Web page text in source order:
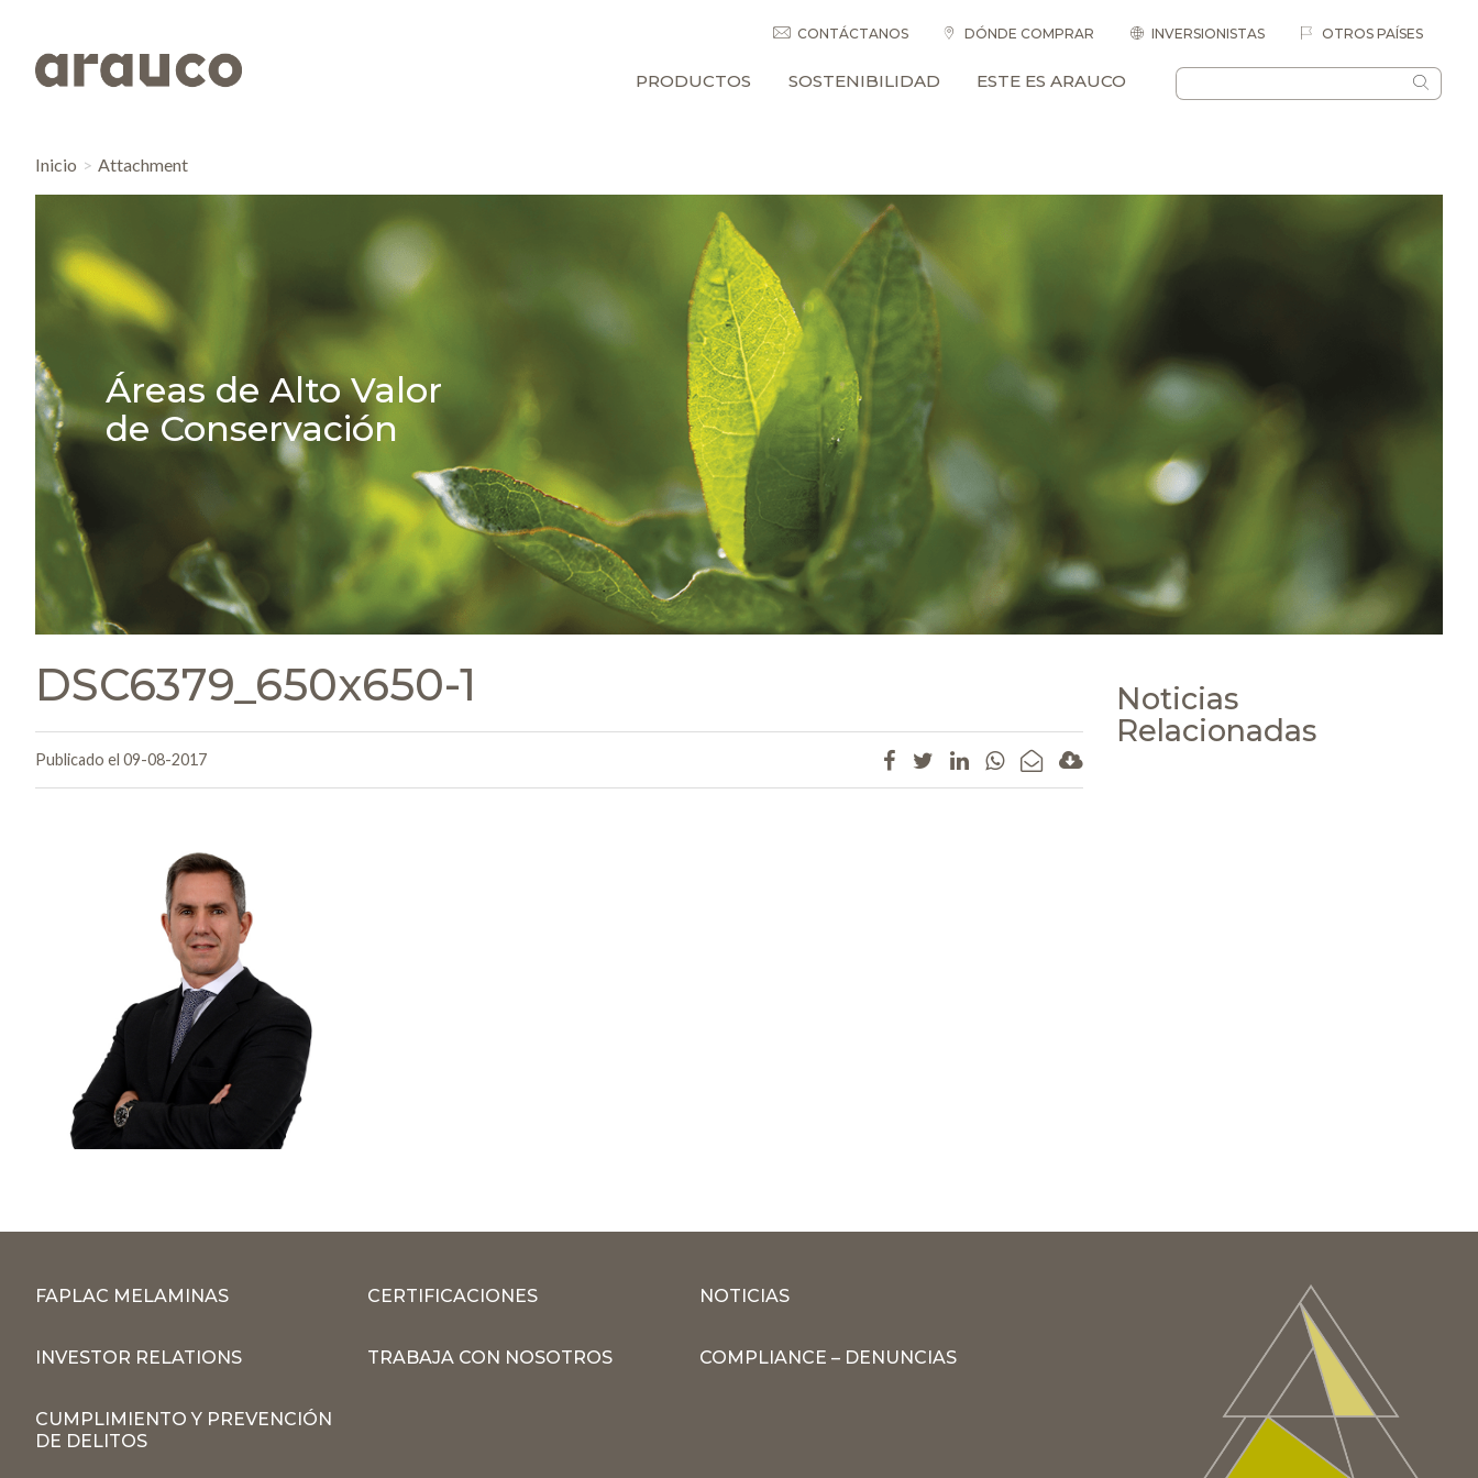
CONTÁCTANOS DÓNDE COMPRAR INVERSIONISTAS OTROS PAÍSES
PRODUCTOS SOSTENIBILIDAD ESTE ES ARAUCO
Inicio Attachment
Áreas de Alto Valor
de Conservación
DSC6379_650x650-1
Publicado el 09-08-2017
Noticias
Relacionadas
FAPLAC MELAMINAS CERTIFICACIONES NOTICIAS
INVESTOR RELATIONS TRABAJA CON NOSOTROS COMPLIANCE – DENUNCIAS
CUMPLIMIENTO Y PREVENCIÓN
DE DELITOS